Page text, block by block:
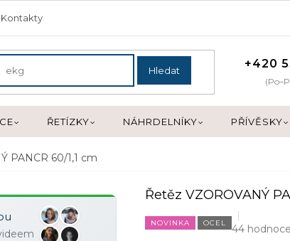
Kontakty
Hledat +420
ŘETÍZKY NÁHRDELNÍKY PŘÍVĚSKY
PANCR 60/1,1 cm
Řetěz VZOROVANÝ
NOVINKA OCEL 44